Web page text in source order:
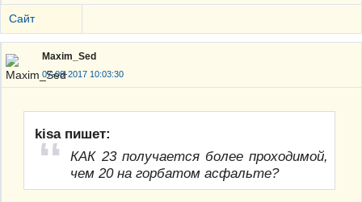
Сайт
Maxim_Sed
07-09-2017 10:03:30
kisa пишет:
КАК 23 получается более проходимой,
чем 20 на горбатом асфальте?